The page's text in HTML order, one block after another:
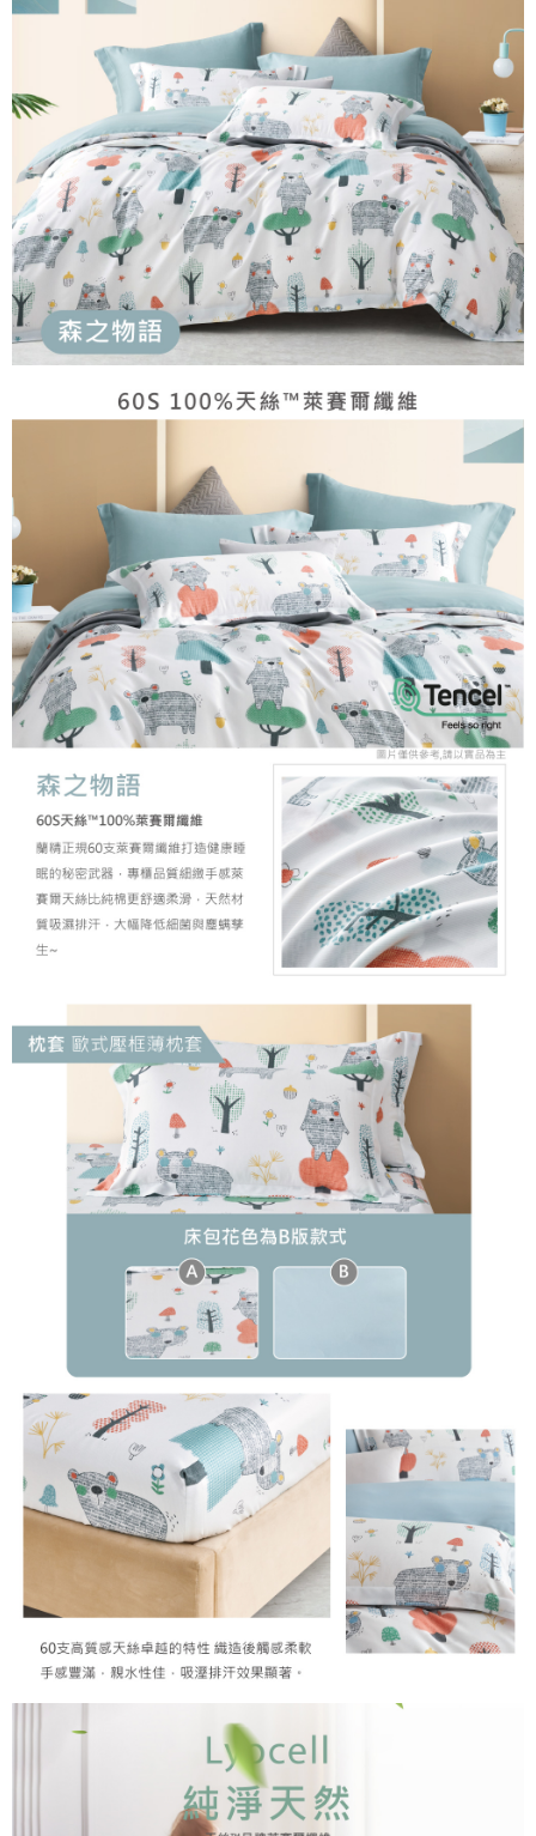
１．透過由恩沛科技股份有限公司提供之「AFTEE先享後付」服務完成之交
易，需依本服務之必要範圍內提供個人資料，並將交易相關給付款項請求債
權轉讓予恩沛科技股份有限公司。
２．關於個人資料處理事宜，請瀏覽以下網址：
https://aftee.tw/terms/#terms3
３．未成年的使用者請事先徵得法定代理人或監護人之同意方可使用
「AFTEE先享後付」，若未經同意申辦者引起之損失，本公司不負相關責
任。
４．使用「AFTEE先享後付」時，將依據個別帳號之用戶狀況，依本公司即
時審查核予不同之上限額度；若仍有額度不足之情形，本公司將視審查結果
請求用戶進行身份認證。
５．嚴禁一人註冊多個帳號或使用他人資訊註冊。若發現惡意使用之情形，
恩沛科技股份有限公司將有權停止該用戶之使用額度並採取法律行動。